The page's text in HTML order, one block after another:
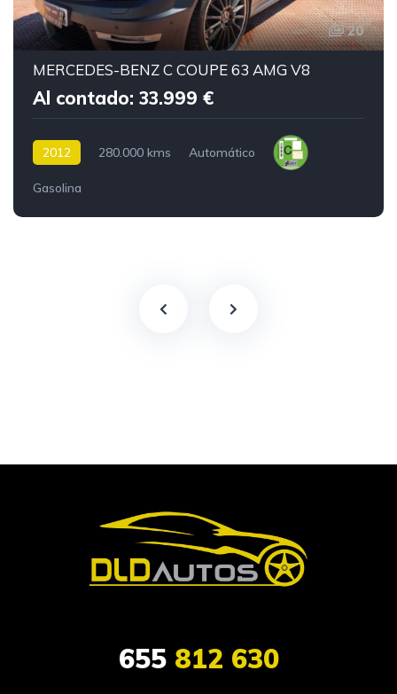
20
MERCEDES-BENZ C COUPE 63 AMG V8
Al contado: 33.999 €
2012 280.000 kms Automático
Gasolina
655812 630